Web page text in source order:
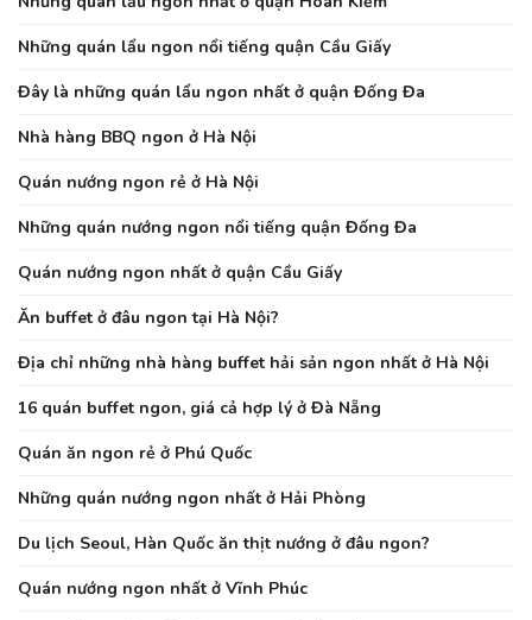
Những quán lẩu ngon nổi tiếng quận Cầu Giấy
Đây là những quán lẩu ngon nhất ở quận Đống Đa
Nhà hàng BBQ ngon ở Hà Nội
Quán nướng ngon rẻ ở Hà Nội
Những quán nướng ngon nổi tiếng quận Đống Đa
Quán nướng ngon nhất ở quận Cầu Giấy
Ăn buffet ở đâu ngon tại Hà Nội?
Địa chỉ những nhà hàng buffet hải sản ngon nhất ở Hà Nội
16 quán buffet ngon, giá cả hợp lý ở Đà Nẵng
Quán ăn ngon rẻ ở Phú Quốc
Những quán nướng ngon nhất ở Hải Phòng
Du lịch Seoul, Hàn Quốc ăn thịt nướng ở đâu ngon?
Quán nướng ngon nhất ở Vĩnh Phúc